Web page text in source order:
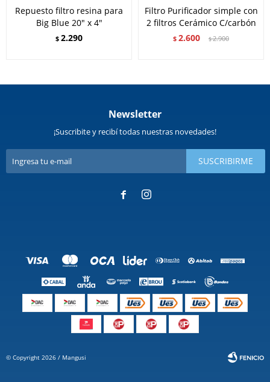
Repuesto filtro resina para
Big Blue 20" x 4"
$ 2.290
Filtro Purificador simple con
2 filtros Cerámico C/carbón
$ 2.600 $2.900
Newsletter
¡Suscribite y recibí todas nuestras novedades!
SUSCRIBIRME
 
© Copyright 2026 / Mangusi